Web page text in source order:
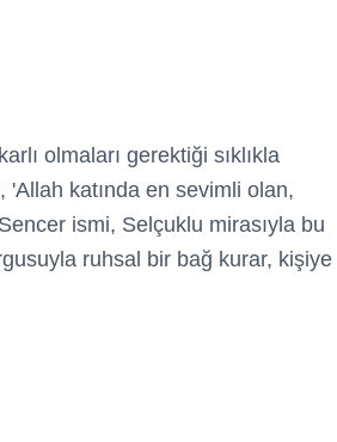
olmaları gerektiği sıklıkla
katında en sevimli olan,
ismi, Selçuklu mirasıyla bu
ruhsal bir bağ kurar, kişiye